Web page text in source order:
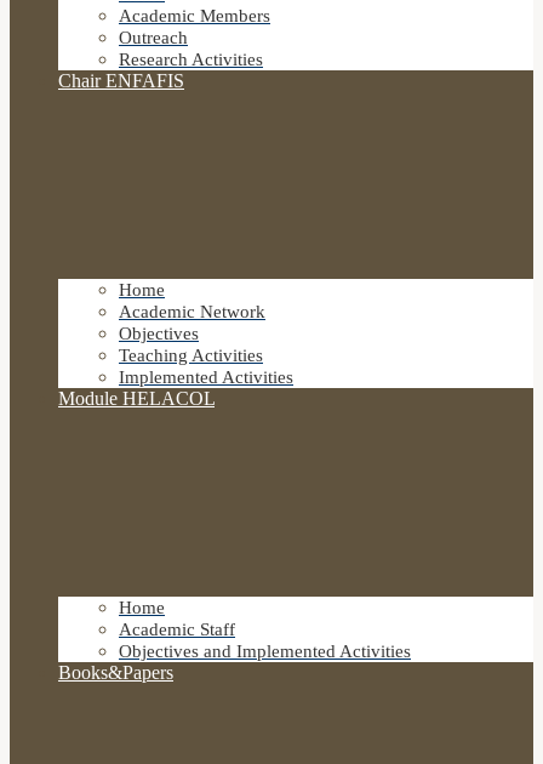
Academic Members
Outreach
Research Activities
Chair ENFAFIS
Home
Academic Network
Objectives
Teaching Activities
Implemented Activities
Module HELACOL
Home
Academic Staff
Objectives and Implemented Activities
Books&Papers